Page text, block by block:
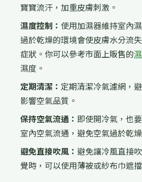
寶寶流汗，加重皮膚刺激。
濕度控制： 使用加濕器維持室內
過於乾燥的環境會使皮膚水分流
症狀。你可以參考市面上販售的
濕度。
定期清潔： 定期清潔冷氣濾網，
影響空氣品質。
保持空氣流通： 即使開冷氣，也
室內空氣流通，避免空氣過於乾
避免直接吹風： 避免讓冷風直接
覺時，可以使用薄被或紗布巾遮擋